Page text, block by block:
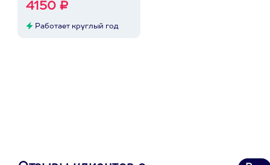
4150 ₽
Работает круглый год